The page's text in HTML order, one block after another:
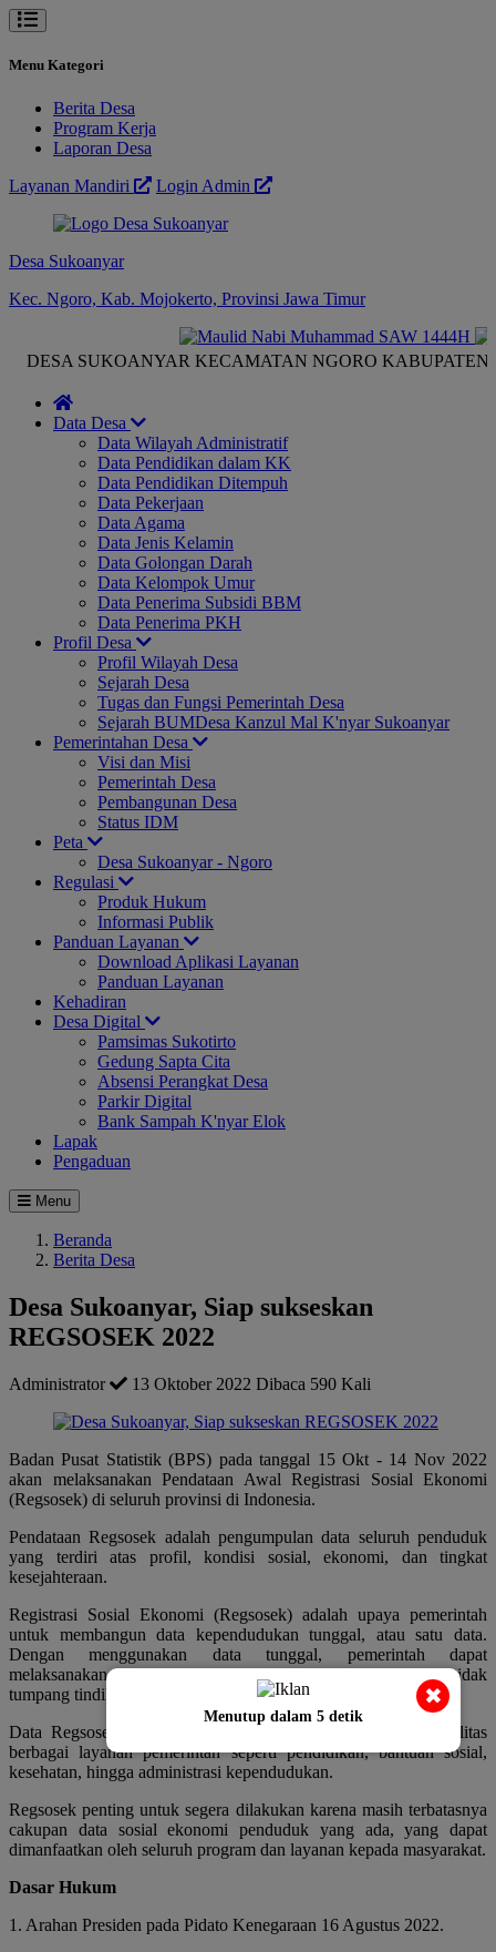
Menu Kategori
Berita Desa
Program Kerja
Laporan Desa
Layanan Mandiri
Login Admin
Desa Sukoanyar
Kec. Ngoro, Kab. Mojokerto, Provinsi Jawa Timur
SUKOANYAR KECAMATAN NGORO KABUPATEN
Data Desa
Data Wilayah Administratif
Data Pendidikan dalam KK
Data Pendidikan Ditempuh
Data Pekerjaan
Data Agama
Data Jenis Kelamin
Data Golongan Darah
Data Kelompok Umur
Data Penerima Subsidi BBM
Data Penerima PKH
Profil Desa
Profil Wilayah Desa
Sejarah Desa
Tugas dan Fungsi Pemerintah Desa
Sejarah BUMDesa Kanzul Mal K'nyar Sukoanyar
Pemerintahan Desa
Visi dan Misi
Pemerintah Desa
Pembangunan Desa
Status IDM
Peta
Desa Sukoanyar - Ngoro
Regulasi
Produk Hukum
Informasi Publik
Panduan Layanan
Download Aplikasi Layanan
Panduan Layanan
Kehadiran
Desa Digital
Pamsimas Sukotirto
Gedung Sapta Cita
Absensi Perangkat Desa
Parkir Digital
Bank Sampah K'nyar Elok
Lapak
Pengaduan
Menu
✖
Menutup dalam4 detik
Beranda
Berita Desa
Desa Sukoanyar, Siap sukseskan
REGSOSEK 2022
Administrator 13 Oktober 2022 Dibaca 590 Kali
Badan Pusat Statistik (BPS) pada tanggal 15 Okt - 14 Nov 2022
akan melaksanakan Pendataan Awal Registrasi Sosial Ekonomi
(Regsosek) di seluruh provinsi di Indonesia.
Pendataan Regsosek adalah pengumpulan data seluruh penduduk
yang terdiri atas profil, kondisi sosial, ekonomi, dan tingkat
kesejahteraan.
Registrasi Sosial Ekonomi (Regsosek) adalah upaya pemerintah
untuk membangun data kependudukan tunggal, atau satu data.
Dengan menggunakan data tunggal, pemerintah dapat
melaksanakan berbagai programnya secara terintegrasi, tidak
tumpang tindih, dan lebih efisien.
Data Regsosek dapat dimanfaatkan untuk meningkatkan kualitas
berbagai layanan pemerintah seperti pendidikan, bantuan sosial,
kesehatan, hingga administrasi kependudukan.
Regsosek penting untuk segera dilakukan karena masih terbatasnya
cakupan data sosial ekonomi penduduk yang ada, yang dapat
dimanfaatkan oleh seluruh program dan layanan kepada masyarakat.
Dasar Hukum
1. Arahan Presiden pada Pidato Kenegaraan 16 Agustus 2022.